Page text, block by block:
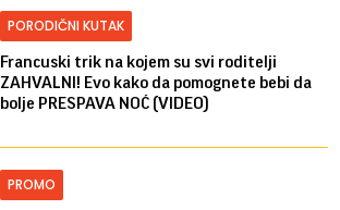
PORODIČNI KUTAK
Francuski trik na kojem su svi roditelji
ZAHVALNI! Evo kako da pomognete bebi da
bolje PRESPAVA NOĆ (VIDEO)
PROMO